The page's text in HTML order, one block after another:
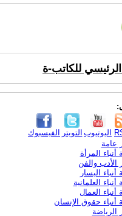
الرئيسي للكاتب-ة
الفيسبوك التويتر اليوتيوب
عامة
أنباء المرأة
الأدب والفن
أنباء اليسار
أنباء العلمانية
أنباء العمال
أنباء حقوق الإنسان
الرياضة